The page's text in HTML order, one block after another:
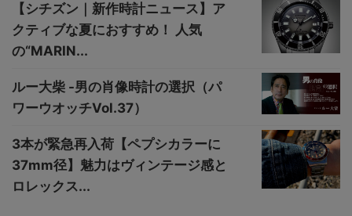
【シチズン｜新作時計ニュース】ア
クティブな夏におすすめ！ 人気
の“MARIN...
ルー大柴 -男の肖像時計の選択（パ
ワーウオッチVol.37）
3本が緊急再入荷【ペプシカラーに
37mm径】魅力はヴィンテージ感と
ロレックス...